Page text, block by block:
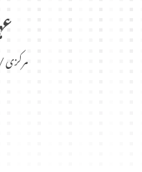
مرکزی